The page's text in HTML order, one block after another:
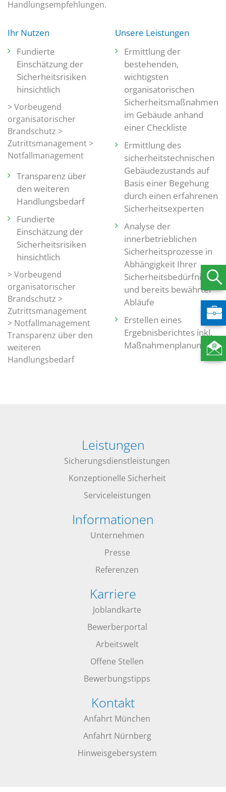
Handlungsempfehlungen.
Ihr Nutzen
Fundierte
Einschätzung der
Sicherheitsrisiken
hinsichtlich
> Vorbeugend
organisatorischer
Brandschutz >
Zutrittsmanagement >
Notfallmanagement
Transparenz über
den weiteren
Handlungsbedarf
Fundierte
Einschätzung der
Sicherheitsrisiken
hinsichtlich
> Vorbeugend
organisatorischer
Brandschutz >
Zutrittsmanagement
> Notfallmanagement
Transparenz über den
weiteren
Handlungsbedarf
Unsere Leistungen
Ermittlung der
bestehenden,
wichtigsten
organisatorischen
Sicherheitsmaßnahmen
im Gebäude anhand
einer Checkliste
Ermittlung des
sicherheitstechnischen
Gebäudezustands auf
Basis einer Begehung
durch einen erfahrenen
Sicherheitsexperten
Analyse der
innerbetrieblichen
Sicherheitsprozesse in
Abhängigkeit Ihrer
Sicherheitsbedürfnisse
und bereits bewährter
Abläufe
Erstellen eines
Ergebnisberichtes inkl.
Maßnahmenplanung
Leistungen
Sicherungsdienstleistungen
Konzeptionelle Sicherheit
Serviceleistungen
Informationen
Unternehmen
Presse
Referenzen
Karriere
Joblandkarte
Bewerberportal
Arbeitswelt
Offene Stellen
Bewerbungstipps
Kontakt
Anfahrt München
Anfahrt Nürnberg
Hinweisgebersystem